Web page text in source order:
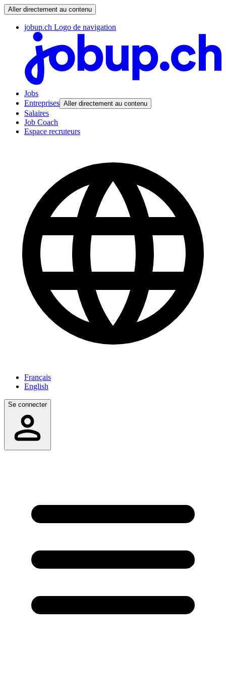
Aller directement au contenu
jobup.ch Logo de navigation
Jobs
Entreprises Aller directement au contenu
Salaires
Job Coach
Espace recruteurs
Français
English
Se connecter